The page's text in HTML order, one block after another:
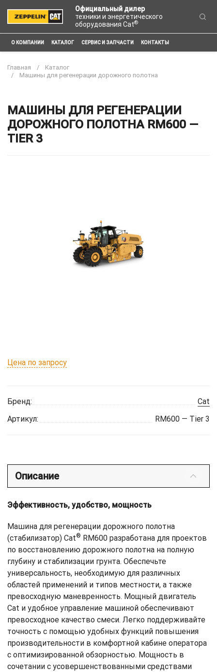
Официальный дилер
техники и энергетического
оборудования Cat®
О КОМПАНИИ КАТАЛОГ СЕРВИС И ЗАПЧАСТИ КОНТАКТЫ
Главная
Каталог
Машины для регенерации дорожного полотна
МАШИНЫ ДЛЯ РЕГЕНЕРАЦИИ
ДОРОЖНОГО ПОЛОТНА RM600 —
TIER 3
Цена по запросу
Бренд:
Cat
Артикул:
RM600 — Tier 3
Описание
Эффективность, удобство, мощность
Машина для регенерации дорожного полотна
(стабилизатор) Cat® RM600 разработана для проектов
по восстановлению дорожного полотна на полную
глубину и стабилизации грунта. Обеспечьте
универсальность, необходимую для различных
областей применений и типов местности, а также
превосходную маневренность. Мощный двигатель
Cat и удобное управление машиной обеспечивают
превосходное качество смеси. Легко поддерживайте
точность с помощью удобных функций повышения
производительности в комфортной кабине оператора
с оптимизированной обзорностью. Мощность в
сочетании с усовершенствованными средствами